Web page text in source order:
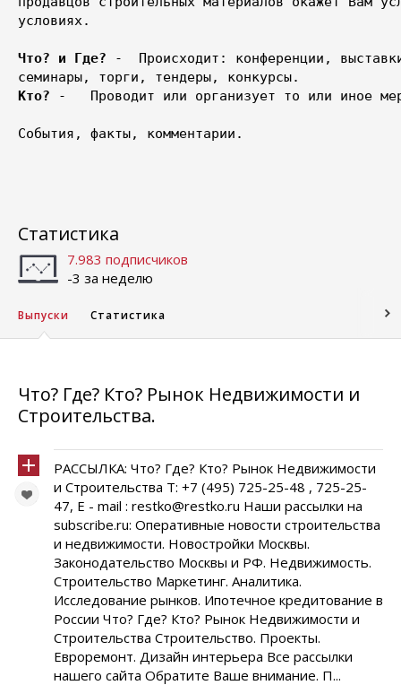
условиях.
Что? и Где? -  Происходит: конференции,
Кто? -   Проводит или организует то или иное
События, факты, комментарии.
Статистика
7.983 подписчиков
-3 за неделю
Выпуски Статистика
Что? Где? Кто? Рынок Недвижимости и
Строительства.
РАССЫЛКА: Что? Где? Кто? Рынок Недвижимости
и Строительства Т: +7 (495) 725-25-48 , 725-25-
47, E - mail : restko@restko.ru Наши рассылки на
subscribe.ru: Оперативные новости строительства
и недвижимости. Новостройки Москвы.
Законодательство Москвы и РФ. Недвижимость.
Строительство Маркетинг. Аналитика.
Исследование рынков. Ипотечное кредитование в
России Что? Где? Кто? Рынок Недвижимости и
Строительства Cтроительство. Проекты.
Евроремонт. Дизайн интерьера Все рассылки
нашего сайта Обратите Ваше внимание. П...